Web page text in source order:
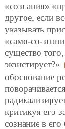
«сознания»
другое, если
указывать
«само-со-
существо
экзистирует?»
обоснование
критикуя его
сознание в